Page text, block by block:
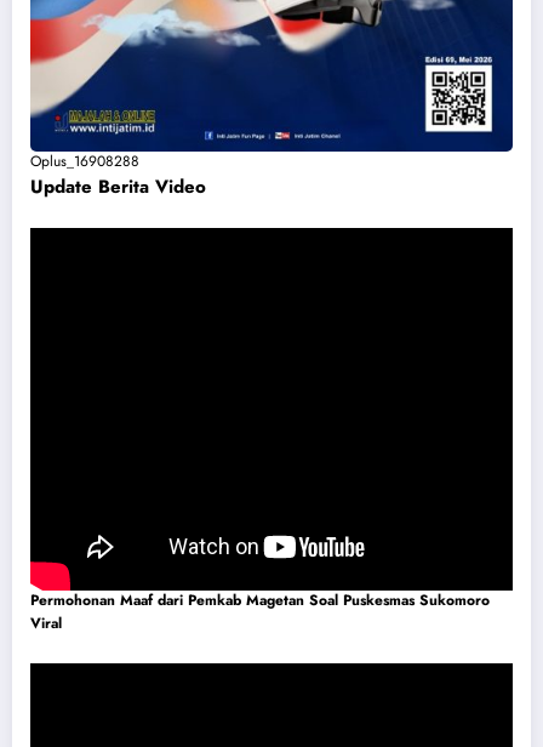
Oplus_16908288
Update Berita Video
Permohonan Maaf dari Pemkab Magetan Soal Puskesmas Sukomoro
Viral